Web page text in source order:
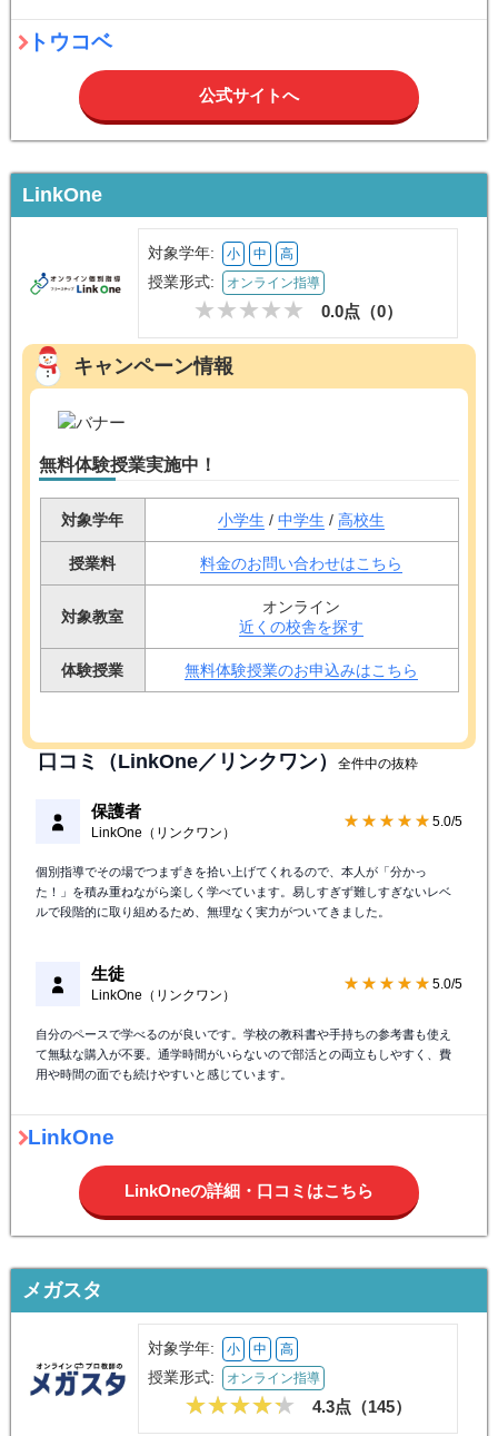
トウコベ
公式サイトへ
LinkOne
対象学年: 小 中 高
授業形式: オンライン指導
0.0点（0）
キャンペーン情報
無料体験授業実施中！
対象学年 小学生 / 中学生 / 高校生
授業料 料金のお問い合わせはこちら
対象教室
オンライン
近くの校舎を探す
体験授業 無料体験授業のお申込みはこちら
口コミ（LinkOne／リンクワン） 全件中の抜粋
保護者
LinkOne（リンクワン）
★★★★★ 5.0/5
個別指導でその場でつまずきを拾い上げてくれるので、本人が「分かっ
た！」を積み重ねながら楽しく学べています。易しすぎず難しすぎないレベ
ルで段階的に取り組めるため、無理なく実力がついてきました。
生徒
LinkOne（リンクワン）
★★★★★ 5.0/5
自分のペースで学べるのが良いです。学校の教科書や手持ちの参考書も使え
て無駄な購入が不要。通学時間がいらないので部活との両立もしやすく、費
用や時間の面でも続けやすいと感じています。
LinkOne
LinkOneの詳細・口コミはこちら
メガスタ
対象学年: 小 中 高
授業形式: オンライン指導
4.3点（145）